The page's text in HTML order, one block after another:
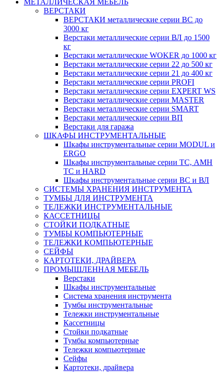
ВЕРСТАКИ
ВЕРСТАКИ металлические серии ВС до
3000 кг
Верстаки металлические серии ВЛ до 1500
кг
Верстаки металлические WOKER до 1000 кг
Верстаки металлические серии 22 до 500 кг
Верстаки металлические серии 21 до 400 кг
Верстаки металлические серии PROFI
Верстаки металлические серии EXPERT WS
Верстаки металлические серии MASTER
Верстаки металлические серии SMART
Верстаки металлические серии ВП
Верстаки для гаража
ШКАФЫ ИНСТРУМЕНТАЛЬНЫЕ
Шкафы инструментальные серии MODUL и
ERGO
Шкафы инструментальные серии ТС, АМН
ТС и HARD
Шкафы инструментальные серии ВС и ВЛ
СИСТЕМЫ ХРАНЕНИЯ ИНСТРУМЕНТА
ТУМБЫ ДЛЯ ИНСТРУМЕНТА
ТЕЛЕЖКИ ИНСТРУМЕНТАЛЬНЫЕ
КАССЕТНИЦЫ
СТОЙКИ ПОДКАТНЫЕ
ТУМБЫ КОМПЬЮТЕРНЫЕ
ТЕЛЕЖКИ КОМПЬЮТЕРНЫЕ
СЕЙФЫ
КАРТОТЕКИ, ДРАЙВЕРА
ПРОМЫШЛЕННАЯ МЕБЕЛЬ
Верстаки
Шкафы инструментальные
Система хранения инструмента
Тумбы инструментальные
Тележки инструментальные
Кассетницы
Стойки подкатные
Тумбы компьютерные
Тележки компьютерные
Сейфы
Картотеки, драйвера